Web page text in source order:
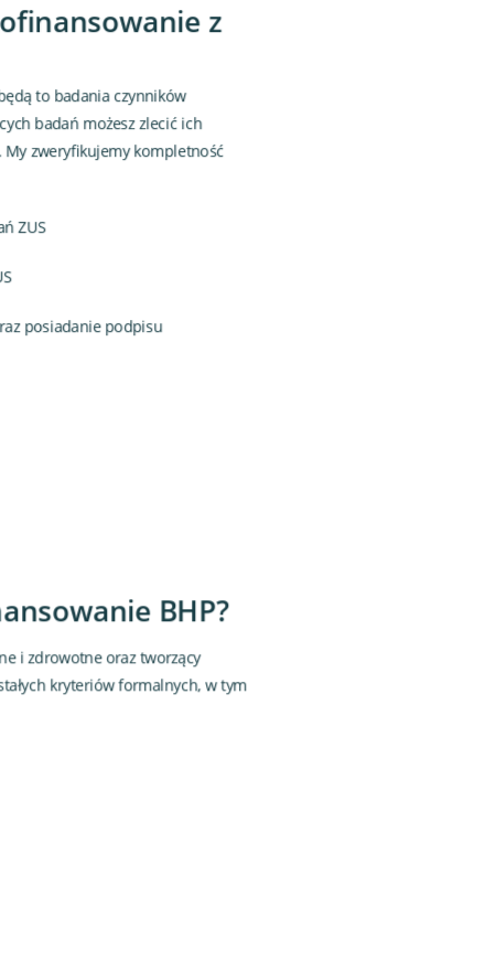
z
to badania czynników
badań możesz zlecić ich
My zweryfikujemy kompletność
ZUS
posiadanie podpisu
BHP?
i zdrowotne oraz tworzący
kryteriów formalnych, w tym